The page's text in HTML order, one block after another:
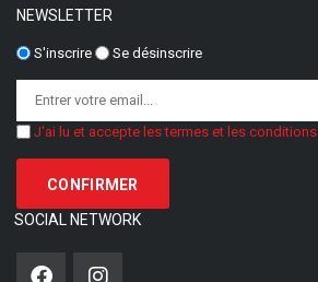
NEWSLETTER
S'inscrire Se désinscrire
J'ai lu et accepte les termes et les conditions
SOCIAL NETWORK